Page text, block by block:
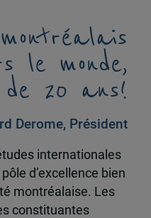
le monde,
20 ans!
Derome, Président
internationales
d’excellence bien
montréalaise. Les
constituantes